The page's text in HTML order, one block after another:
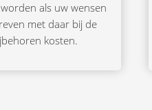
als uw wensen
met daar bij de
kosten.